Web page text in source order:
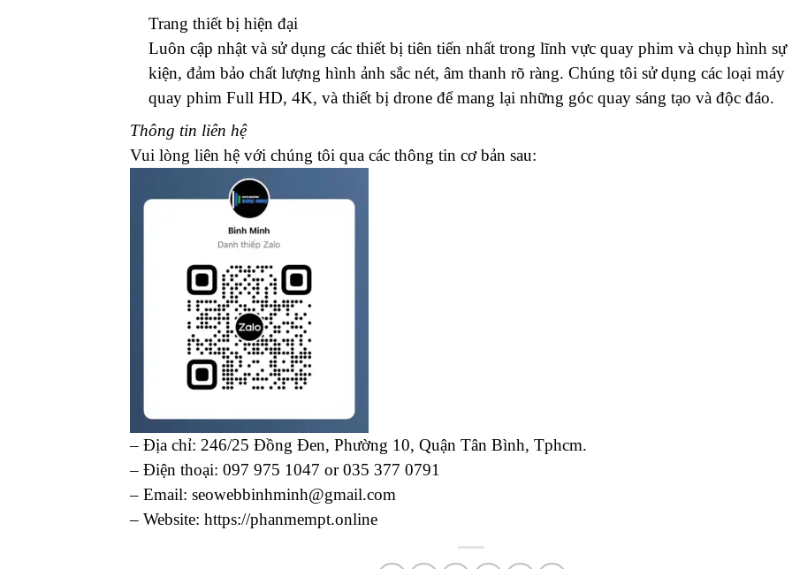
Trang thiết bị hiện đại
Luôn cập nhật và sử dụng các thiết bị tiên tiến nhất trong lĩnh vực quay phim và chụp hình sự
kiện, đảm bảo chất lượng hình ảnh sắc nét, âm thanh rõ ràng. Chúng tôi sử dụng các loại máy
quay phim Full HD, 4K, và thiết bị drone để mang lại những góc quay sáng tạo và độc đáo.
Thông tin liên hệ
Vui lòng liên hệ với chúng tôi qua các thông tin cơ bản sau:
– Địa chỉ: 246/25 Đồng Đen, Phường 10, Quận Tân Bình, Tphcm.
– Điện thoại: 097 975 1047 or 035 377 0791
– Email: seowebbinhminh@gmail.com
– Website: https://phanmempt.online